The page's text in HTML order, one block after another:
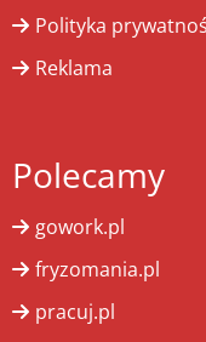
Polityka
Reklama
Polecamy
gowork.pl
fryzomania.pl
pracuj.pl